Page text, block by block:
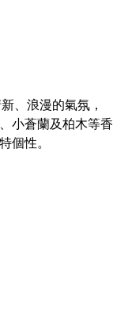
、浪漫的氣氛，
小蒼蘭及柏木等香
個性。